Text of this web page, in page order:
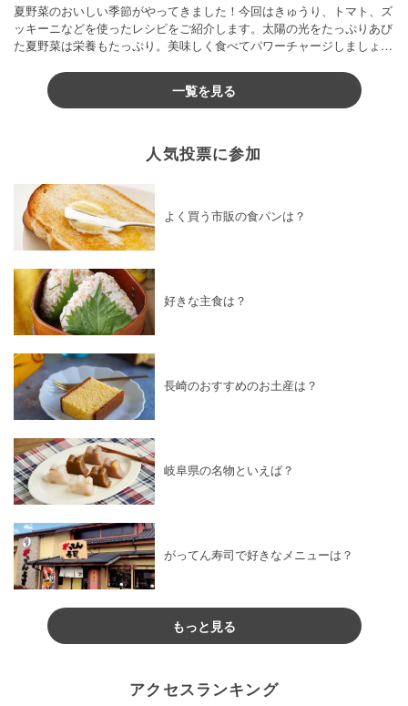
夏野菜のおいしい季節がやってきました！今回はきゅうり、トマト、ズ
ッキーニなどを使ったレシピをご紹介します。太陽の光をたっぷりあび
た夏野菜は栄養もたっぷり。美味しく食べてパワーチャージしましょう
一覧を見る
人気投票に参加
よく買う市販の食パンは？
好きな主食は？
長崎のおすすめのお土産は？
岐阜県の名物といえば？
がってん寿司で好きなメニューは？
もっと見る
アクセスランキング